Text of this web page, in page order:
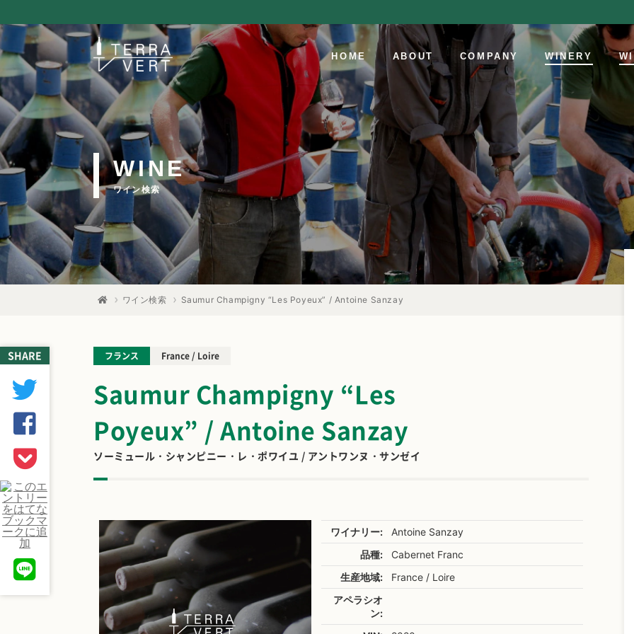
HOME ABOUT COMPANY WINERY
WINE
ワイン検索
ワイン検索 Saumur Champigny “Les Poyeux” / Antoine Sanzay
SHARE
Saumur Champigny “Les
Poyeux” / Antoine Sanzay
ソーミュール・シャンピニー・レ・ポワイユ / アントワンヌ・サンゼイ
フランス France / Loire
ワイナリー:
Antoine Sanzay
品種:
Cabernet Franc
生産地域:
France / Loire
アペラシオ
ン: